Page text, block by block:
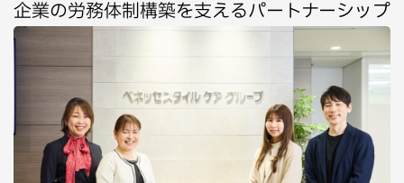
企業の労務体制構築を支えるパートナーシップ